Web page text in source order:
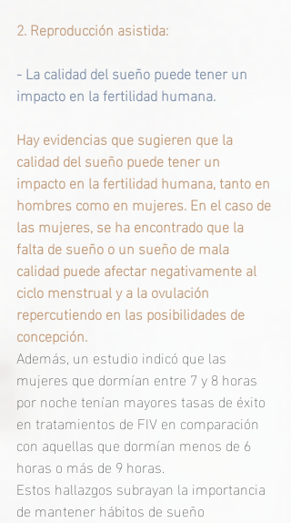
2. Reproducción asistida:
- La calidad del sueño puede tener un
impacto en la fertilidad humana.
Hay evidencias que sugieren que la
calidad del sueño puede tener un
impacto en la fertilidad humana, tanto en
hombres como en mujeres. En el caso de
las mujeres, se ha encontrado que la
falta de sueño o un sueño de mala
calidad puede afectar negativamente al
ciclo menstrual y a la ovulación
repercutiendo en las posibilidades de
concepción.
Además, un estudio indicó que las
mujeres que dormían entre 7 y 8 horas
por noche tenían mayores tasas de éxito
en tratamientos de FIV en comparación
con aquellas que dormían menos de 6
horas o más de 9 horas.
Estos hallazgos subrayan la importancia
de mantener hábitos de sueño